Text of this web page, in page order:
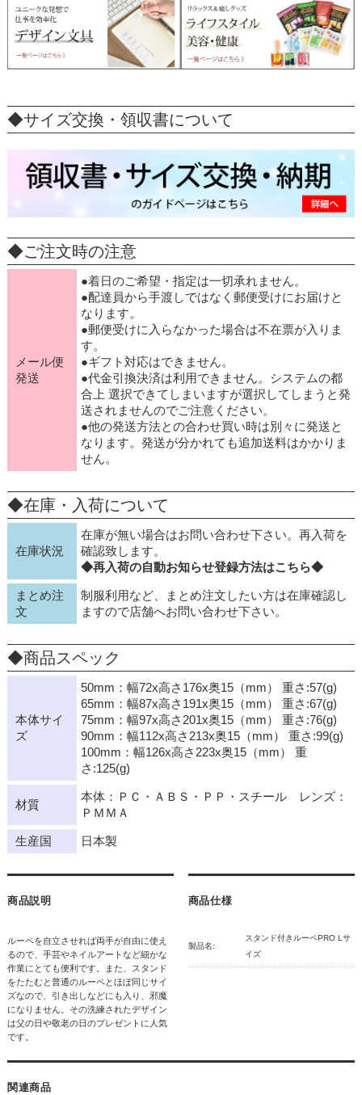
◆サイズ交換・領収書について
◆ご注文時の注意
メール便
発送
●着日のご希望・指定は一切承れません。
●配達員から手渡しではなく郵便受けにお届けと
なります。
●郵便受けに入らなかった場合は不在票が入りま
す。
●ギフト対応はできません。
●代金引換決済は利用できません。システムの都
合上 選択できてしまいますが選択してしまうと発
送されませんのでご注意ください。
●他の発送方法との合わせ買い時は別々に発送と
なります。発送が分かれても追加送料はかかりま
せん。
◆在庫・入荷について
在庫状況
在庫が無い場合はお問い合わせ下さい。再入荷を
確認致します。
◆再入荷の自動お知らせ登録方法はこちら◆
まとめ注
文
制服利用など、まとめ注文したい方は在庫確認し
ますので店舗へお問い合わせ下さい。
◆商品スペック
本体サイ
ズ
50mm：幅72x高さ176x奥15（mm） 重さ:57(g)
65mm：幅87x高さ191x奥15（mm） 重さ:67(g)
75mm：幅97x高さ201x奥15（mm） 重さ:76(g)
90mm：幅112x高さ213x奥15（mm） 重さ:99(g)
100mm：幅126x高さ223x奥15（mm） 重
さ:125(g)
材質
本体：ＰＣ・ＡＢＳ・ＰＰ・スチール レンズ：
ＰＭＭＡ
生産国 日本製
商品説明
ルーペを自立させれば両手が自由に使え
るので、手芸やネイルアートなど細かな
作業にとても便利です。また、スタンド
をたたむと普通のルーペとほぼ同じサイ
ズなので、引き出しなどにも入り、邪魔
になりません。その洗練されたデザイン
は父の日や敬老の日のプレゼントに人気
です。
商品仕様
製品名:
スタンド付きルーペPRO Lサ
イズ
関連商品